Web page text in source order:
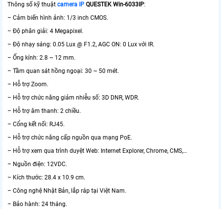
Thông số kỹ thuật camera IP QUESTEK Win-6033IP:
– Cảm biến hình ảnh: 1/3 inch CMOS.
– Độ phân giải: 4 Megapixel.
– Độ nhạy sáng: 0.05 Lux @ F1.2, AGC ON: 0 Lux với IR.
– Ống kính: 2.8 ~ 12 mm.
– Tầm quan sát hồng ngoại: 30 ~ 50 mét.
– Hỗ trợ Zoom.
– Hỗ trợ chức năng giảm nhiễu số: 3D DNR, WDR.
– Hỗ trợ âm thanh: 2 chiều.
– Cổng kết nối: RJ45.
– Hỗ trợ chức năng cấp nguồn qua mạng PoE.
– Hỗ trợ xem qua trình duyệt Web: Internet Explorer, Chrome, CMS,…
– Nguồn điện: 12VDC.
– Kích thước: 28.4 x 10.9 cm.
– Công nghệ Nhật Bản, lắp ráp tại Việt Nam.
– Bảo hành: 24 tháng.